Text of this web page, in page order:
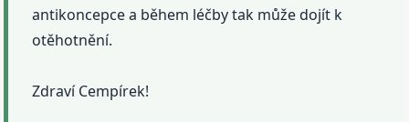
antikoncepce a během léčby tak může dojít k
otěhotnění.
Zdraví Cempírek!